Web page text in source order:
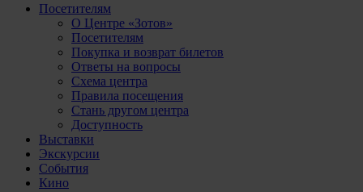
Посетителям
О Центре «Зотов»
Посетителям
Покупка и возврат билетов
Ответы на вопросы
Схема центра
Правила посещения
Стань другом центра
Доступность
Выставки
Экскурсии
События
Кино